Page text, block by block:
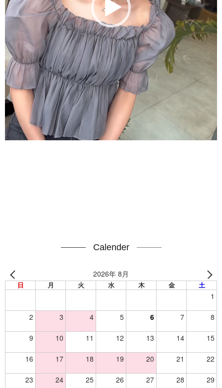
Calender
2026年 8月
日 月 火 水 木 金 土
1
2 3 4 5 6 7 8
9 10 11 12 13 14 15
16 17 18 19 20 21 22
23 24 25 26 27 28 29